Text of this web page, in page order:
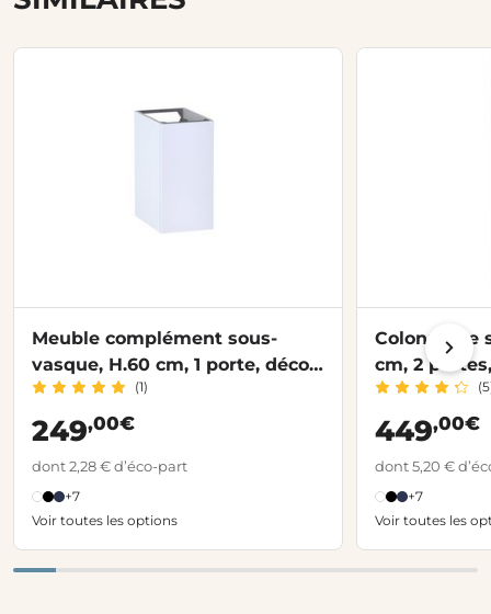
Meuble complément sous-
vasque, H.60 cm, 1 porte, décor
verni laqué FORMEO
(1)
249,00€
dont 2,28 € d’éco-part
+7
Voir toutes les options
Colonne de
cm, 2
FORMEO
449,00€
dont 5,20 €
+7
Voir toutes les